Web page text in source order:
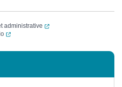
administrative
(ouverture dans un
(ouverture dans un nouvel onglet)